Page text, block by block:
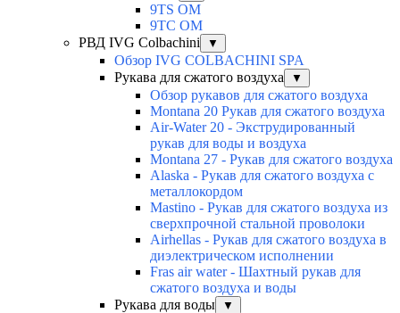
9TS OM
9TC OM
РВД IVG Colbachini
▼
Обзор IVG COLBACHINI SPA
Рукава для сжатого воздуха
▼
Обзор рукавов для сжатого воздуха
Montana 20 Рукав для сжатого воздуха
Air-Water 20 - Экструдированный
рукав для воды и воздуха
Montana 27 - Рукав для сжатого воздуха
Alaska - Рукав для сжатого воздуха с
металлокордом
Mastino - Рукав для сжатого воздуха из
сверхпрочной стальной проволоки
Airhellas - Рукав для сжатого воздуха в
диэлектрическом исполнении
Fras air water - Шахтный рукав для
сжатого воздуха и воды
Рукава для воды
▼